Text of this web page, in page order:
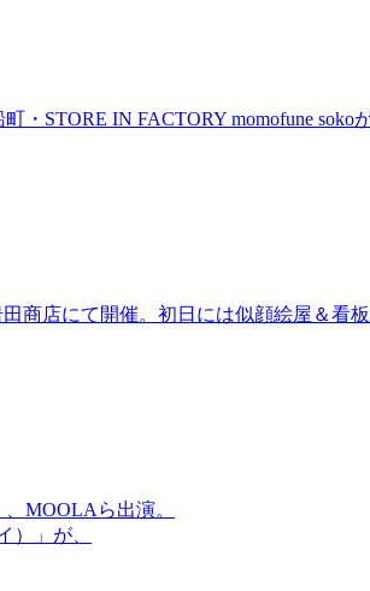
STORE IN FACTORY momofune
商店にて開催。初日には似顔絵屋＆看板
MOOLAら出演。
）」が、